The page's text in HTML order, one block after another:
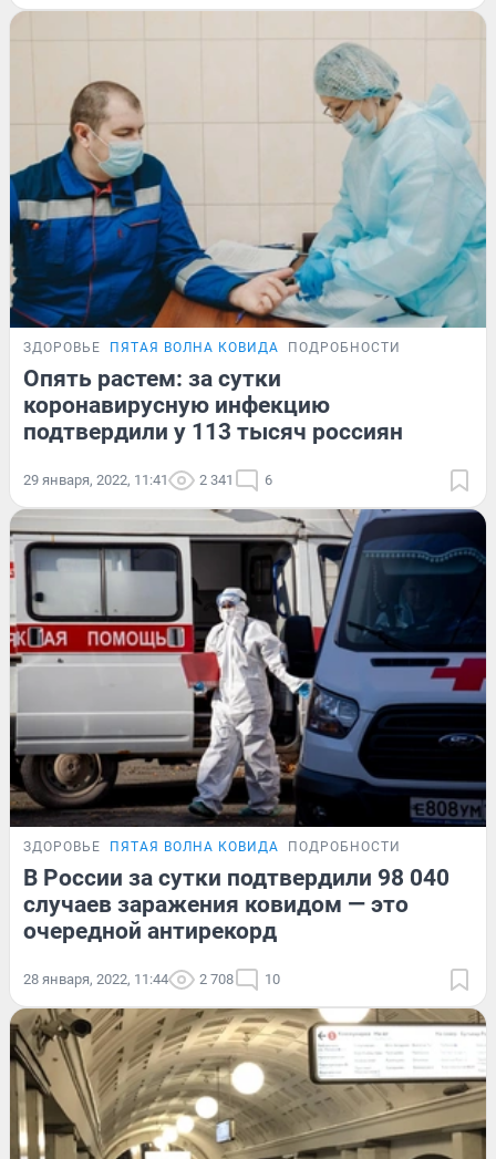
ЗДОРОВЬЕ ПЯТАЯ ВОЛНА КОВИДА ПОДРОБНОСТИ
Опять растем: за сутки
коронавирусную инфекцию
подтвердили у 113 тысяч россиян
29 января, 2022, 11:41 2 341 6
ЗДОРОВЬЕ ПЯТАЯ ВОЛНА КОВИДА ПОДРОБНОСТИ
В России за сутки подтвердили 98 040
случаев заражения ковидом — это
очередной антирекорд
28 января, 2022, 11:44 2 708 10